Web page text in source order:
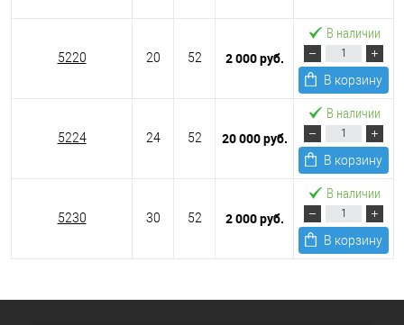
5220 20 52 2 000 руб.
В наличии
В корзину
5224 24 52 20 000 руб.
В наличии
В корзину
5230 30 52 2 000 руб.
В наличии
В корзину